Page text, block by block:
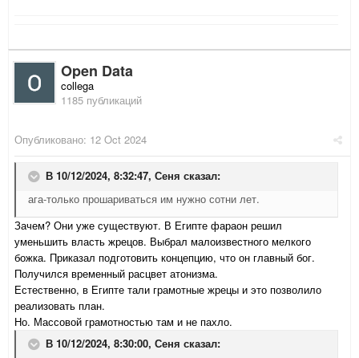
Open Data
collega
1185 публикаций
Опубликовано: 12 Oct 2024
В 10/12/2024, 8:32:47, Сеня сказал:
ага-только прошариваться им нужно сотни лет.
Зачем? Они уже существуют. В Египте фараон решил
уменьшить власть жрецов. Выбрал малоизвестного мелкого
божка. Приказал подготовить концепцию, что он главный бог.
Получился временный расцвет атонизма.
Естественно, в Египте тали грамотные жрецы и это позволило
реализовать план.
Но. Массовой грамотностью там и не пахло.
В 10/12/2024, 8:30:00, Сеня сказал: